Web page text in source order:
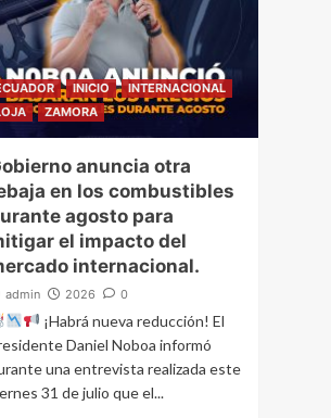
INICIO
INTERNACIONAL
ZAMORA
anuncia otra
en los combustibles
agosto para
el impacto del
internacional.
admin 2026 0
¡Habrá nueva reducción! El
Daniel Noboa informó
una entrevista realizada este
31 de julio que el...